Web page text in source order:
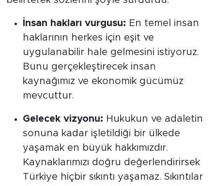
İnsan hakları vurgusu: En temel insan
haklarının herkes için eşit ve
uygulanabilir hale gelmesini istiyoruz.
Bunu gerçekleştirecek insan
kaynağımız ve ekonomik gücümüz
mevcuttur.
Gelecek vizyonu: Hukukun ve adaletin
sonuna kadar işletildiği bir ülkede
yaşamak en büyük hakkımızdır.
Kaynaklarımızı doğru değerlendirirsek
Türkiye hiçbir sıkıntı yaşamaz. Sıkıntılar